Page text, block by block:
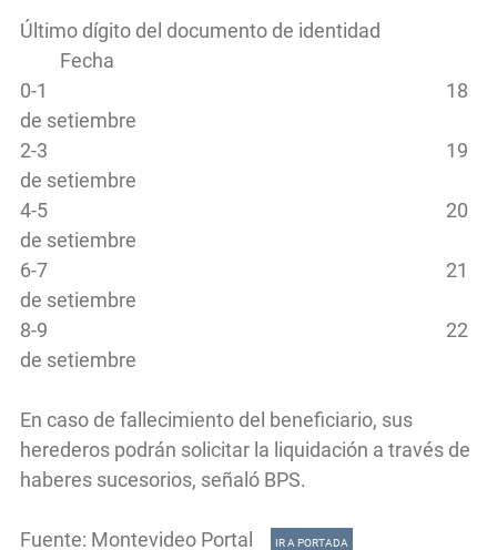
Último dígito del documento de identidad
Fecha
0-1
18
de setiembre
2-3
19
de setiembre
4-5
20
de setiembre
6-7
21
de setiembre
8-9
22
de setiembre
En caso de fallecimiento del beneficiario, sus
herederos podrán solicitar la liquidación a través de
haberes sucesorios, señaló BPS.
Fuente: Montevideo Portal IR A PORTADA